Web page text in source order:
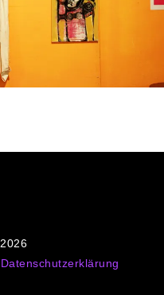
2026
Datenschutzerklärung